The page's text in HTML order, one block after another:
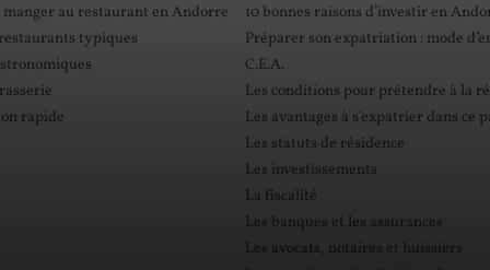
manger au restaurant en Andorre
typiques
rapide
10 bonnes raisons d’investir en
Préparer son expatriation : mode
C.E.A.
Les conditions pour prétendre à la
Les avantages à s’expatrier dans ce
Les statuts de résidence
Les investissements
La fiscalité
Les banques et les assurances
Les avocats, notaires et huissiers